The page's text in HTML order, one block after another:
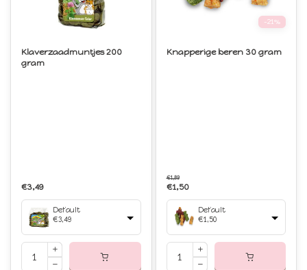
Klaverzaadmuntjes 200
gram
€3,49
Default
€3,49
-21%
Knapperige beren 30 gram
€1,89
€1,50
Default
€1,50